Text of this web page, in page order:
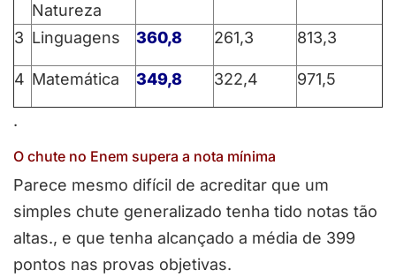
Natureza
3 Linguagens 360,8 261,3 813,3
4 Matemática 349,8 322,4 971,5
.
O chute no Enem supera a nota mínima
Parece mesmo difícil de acreditar que um
simples chute generalizado tenha tido notas tão
altas., e que tenha alcançado a média de 399
pontos nas provas objetivas.